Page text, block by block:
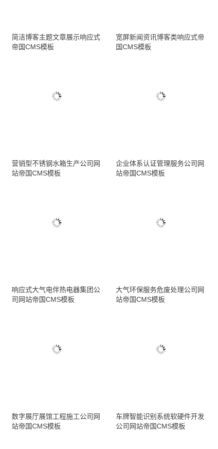
简洁博客主题文章展示响应式
帝国CMS模板
宽屏新闻资讯博客类响应式帝
国CMS模板
营销型不锈钢水箱生产公司网
站帝国CMS模板
企业体系认证管理服务公司网
站帝国CMS模板
响应式大气电伴热电器集团公
司网站帝国CMS模板
大气环保服务危废处理公司网
站帝国CMS模板
数字展厅展馆工程施工公司网
站帝国CMS模板
车牌智能识别系统软硬件开发
公司网站帝国CMS模板